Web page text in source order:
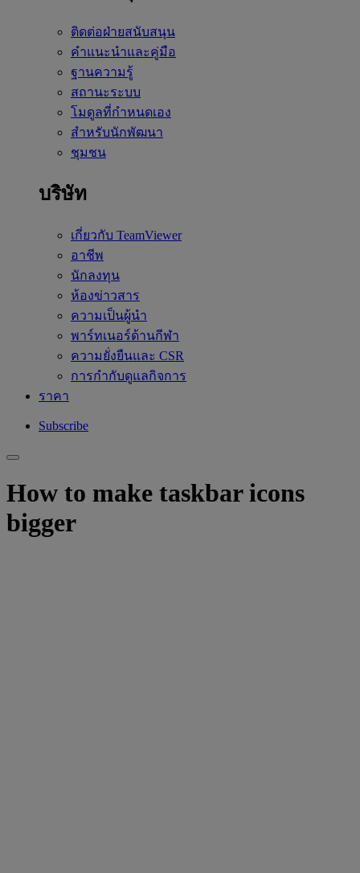
ติดต่อฝ่ายสนับสนุน
คำแนะนำและคู่มือ
ฐานความรู้
สถานะระบบ
โมดูลที่กำหนดเอง
สำหรับนักพัฒนา
ชุมชน
บริษัท
เกี่ยวกับ TeamViewer
อาชีพ
นักลงทุน
ห้องข่าวสาร
ความเป็นผู้นำ
พาร์ทเนอร์ด้านกีฬา
ความยั่งยืนและ CSR
การกำกับดูแลกิจการ
ราคา
Subscribe
How to make taskbar icons
bigger